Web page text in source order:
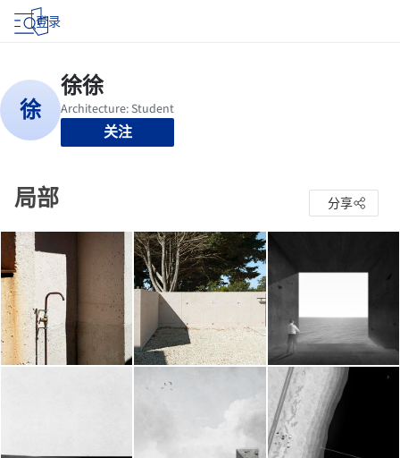
登录
关注
局部 分享